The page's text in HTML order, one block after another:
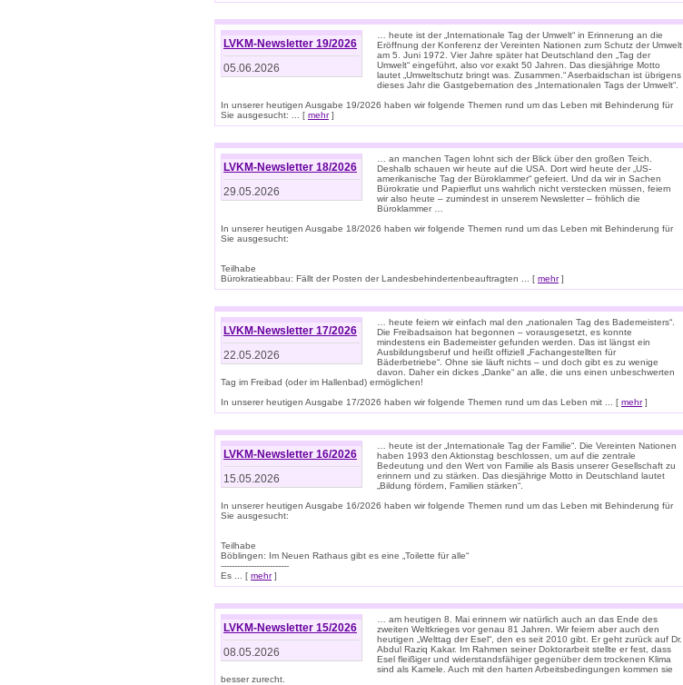
LVKM-Newsletter 19/2026
05.06.2026
… heute ist der „Internationale Tag der Umwelt“ in Erinnerung an die
Eröffnung der Konferenz der Vereinten Nationen zum Schutz der Umwelt
am 5. Juni 1972. Vier Jahre später hat Deutschland den „Tag der
Umwelt“ eingeführt, also vor exakt 50 Jahren. Das diesjährige Motto
lautet „Umweltschutz bringt was. Zusammen.“ Aserbaidschan ist übrigens
dieses Jahr die Gastgebernation des „Internationalen Tags der Umwelt“.
In unserer heutigen Ausgabe 19/2026 haben wir folgende Themen rund um das Leben mit Behinderung für
Sie ausgesucht: ... [ mehr]
LVKM-Newsletter 18/2026
29.05.2026
… an manchen Tagen lohnt sich der Blick über den großen Teich.
Deshalb schauen wir heute auf die USA. Dort wird heute der „US-
amerikanische Tag der Büroklammer“ gefeiert. Und da wir in Sachen
Bürokratie und Papierflut uns wahrlich nicht verstecken müssen, feiern
wir also heute – zumindest in unserem Newsletter – fröhlich die
Büroklammer …
In unserer heutigen Ausgabe 18/2026 haben wir folgende Themen rund um das Leben mit Behinderung für
Sie ausgesucht:
Teilhabe
Bürokratieabbau: Fällt der Posten der Landesbehindertenbeauftragten ... [ mehr]
LVKM-Newsletter 17/2026
22.05.2026
… heute feiern wir einfach mal den „nationalen Tag des Bademeisters“.
Die Freibadsaison hat begonnen – vorausgesetzt, es konnte
mindestens ein Bademeister gefunden werden. Das ist längst ein
Ausbildungsberuf und heißt offiziell „Fachangestellten für
Bäderbetriebe“. Ohne sie läuft nichts – und doch gibt es zu wenige
davon. Daher ein dickes „Danke“ an alle, die uns einen unbeschwerten
Tag im Freibad (oder im Hallenbad) ermöglichen!
In unserer heutigen Ausgabe 17/2026 haben wir folgende Themen rund um das Leben mit ... [ mehr]
LVKM-Newsletter 16/2026
15.05.2026
… heute ist der „Internationale Tag der Familie“. Die Vereinten Nationen
haben 1993 den Aktionstag beschlossen, um auf die zentrale
Bedeutung und den Wert von Familie als Basis unserer Gesellschaft zu
erinnern und zu stärken. Das diesjährige Motto in Deutschland lautet
„Bildung fördern, Familien stärken“.
In unserer heutigen Ausgabe 16/2026 haben wir folgende Themen rund um das Leben mit Behinderung für
Sie ausgesucht:
Teilhabe
Böblingen: Im Neuen Rathaus gibt es eine „Toilette für alle“
-------------------------
Es ... [ mehr]
LVKM-Newsletter 15/2026
08.05.2026
… am heutigen 8. Mai erinnern wir natürlich auch an das Ende des
zweiten Weltkrieges vor genau 81 Jahren. Wir feiern aber auch den
heutigen „Welttag der Esel“, den es seit 2010 gibt. Er geht zurück auf Dr.
Abdul Raziq Kakar. Im Rahmen seiner Doktorarbeit stellte er fest, dass
Esel fleißiger und widerstandsfähiger gegenüber dem trockenen Klima
sind als Kamele. Auch mit den harten Arbeitsbedingungen kommen sie
besser zurecht.